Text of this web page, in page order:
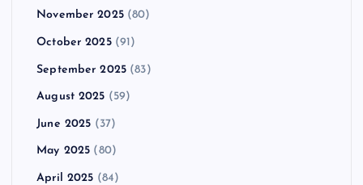
November 2025(80)
October 2025(91)
September 2025 (83)
August 2025 (59)
June 2025 (37)
May 2025 (80)
April 2025 (84)